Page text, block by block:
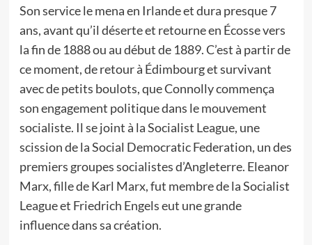
Son service le mena en Irlande et dura presque 7
ans, avant qu’il déserte et retourne en Écosse vers
la fin de 1888 ou au début de 1889. C’est à partir de
ce moment, de retour à Édimbourg et survivant
avec de petits boulots, que Connolly commença
son engagement politique dans le mouvement
socialiste. Il se joint à la Socialist League, une
scission de la Social Democratic Federation, un des
premiers groupes socialistes d’Angleterre. Eleanor
Marx, fille de Karl Marx, fut membre de la Socialist
League et Friedrich Engels eut une grande
influence dans sa création.